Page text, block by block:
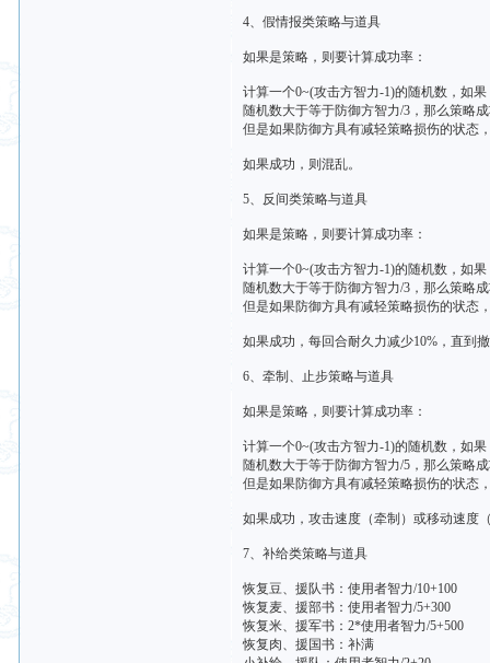
4、假情报类策略与道具
如果是策略，则要计算成功率：
计算一个0~(攻击方智力-1)的随机数，如果
随机数大于等于防御方智力/3，那么策略
但是如果防御方具有减轻策略损伤的状态
如果成功，则混乱。
5、反间类策略与道具
如果是策略，则要计算成功率：
计算一个0~(攻击方智力-1)的随机数，如果
随机数大于等于防御方智力/3，那么策略
但是如果防御方具有减轻策略损伤的状态
如果成功，每回合耐久力减少10%，直到
6、牵制、止步策略与道具
如果是策略，则要计算成功率：
计算一个0~(攻击方智力-1)的随机数，如果
随机数大于等于防御方智力/5，那么策略
但是如果防御方具有减轻策略损伤的状态
如果成功，攻击速度（牵制）或移动速度
7、补给类策略与道具
恢复豆、援队书：使用者智力/10+100
恢复麦、援部书：使用者智力/5+300
恢复米、援军书：2*使用者智力/5+500
恢复肉、援国书：补满